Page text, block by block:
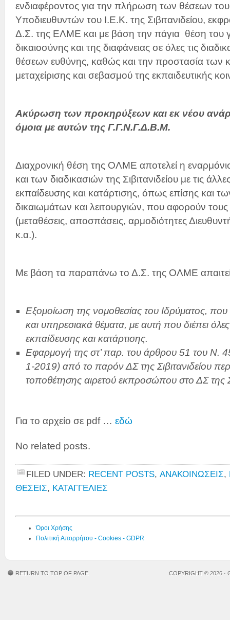
ενδιαφέροντος για την πλήρωση των θέσεων του
Υποδιευθυντών του Ι.Ε.Κ. της Σιβιτανιδείου,
Δ.Σ. της ΕΛΜΕ και με βάση την πάγια θέση του
δικαιοσύνης και της διαφάνειας σε όλες τις
θέσεων ευθύνης, καθώς και την προστασία των
μεταχείρισης και σεβασμού της εκπαιδευτικής
Ακύρωση των προκηρύξεων και εκ νέου
όμοια με αυτών της Γ.Γ.Ν.Γ.Δ.Β.Μ.
Διαχρονική θέση της ΟΛΜΕ αποτελεί η
και των διαδικασιών της Σιβιτανιδείου με τις
εκπαίδευσης και κατάρτισης, όπως επίσης και
δικαιωμάτων και λειτουργιών, που αφορούν τους
(μεταθέσεις, αποσπάσεις, αρμοδιότητες
κ.α.).
Με βάση τα παραπάνω το Δ.Σ. της ΟΛΜΕ
Εξομοίωση της νομοθεσίας του Ιδρύματος,
και υπηρεσιακά θέματα, με αυτή που διέπει
εκπαίδευσης και κατάρτισης.
Εφαρμογή της στ’ παρ. του άρθρου 51 του
1-2019) από το παρόν ΔΣ της Σιβιτανιδείου
τοποθέτησης αιρετού εκπροσώπου στο ΔΣ της
Για το αρχείο σε pdf … εδώ
No related posts.
FILED UNDER: RECENT POSTS, ΑΝΑΚΟΙΝΩΣΕΙΣ,
ΘΕΣΕΙΣ, ΚΑΤΑΓΓΕΛΙΕΣ
Όροι Χρήσης
Πολιτική Απορρήτου - Cookies - GDPR
RETURN TO TOP OF PAGE COPYRIGHT © 2026 ·